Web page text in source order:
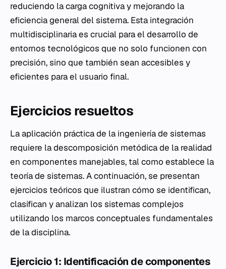
reduciendo la carga cognitiva y mejorando la
eficiencia general del sistema. Esta integración
multidisciplinaria es crucial para el desarrollo de
entornos tecnológicos que no solo funcionen con
precisión, sino que también sean accesibles y
eficientes para el usuario final.
Ejercicios resueltos
La aplicación práctica de la ingeniería de sistemas
requiere la descomposición metódica de la realidad
en componentes manejables, tal como establece la
teoría de sistemas. A continuación, se presentan
ejercicios teóricos que ilustran cómo se identifican,
clasifican y analizan los sistemas complejos
utilizando los marcos conceptuales fundamentales
de la disciplina.
Ejercicio 1: Identificación de componentes